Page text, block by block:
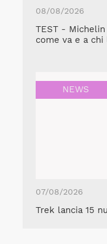
08/08/2026
TEST -
come va e a chi
NEWS
07/08/2026
Trek lancia 15